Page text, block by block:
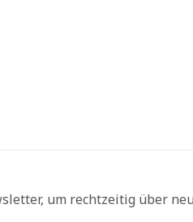
um rechtzeitig über